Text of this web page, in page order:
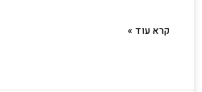
קרא עוד »